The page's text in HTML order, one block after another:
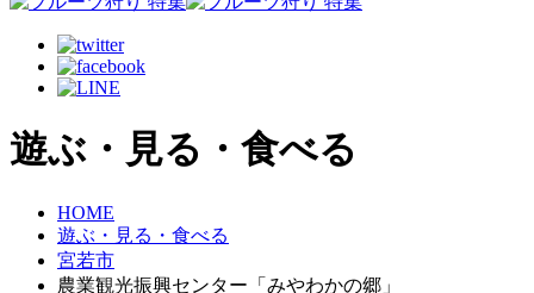
遊ぶ・見る・食べる
HOME
遊ぶ・見る・食べる
宮若市
農業観光振興センター「みやわかの郷」